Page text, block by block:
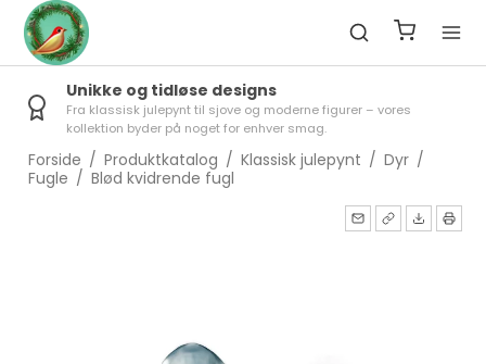
Unikke og tidløse designs
Fra klassisk julepynt til sjove og moderne figurer – vores
kollektion byder på noget for enhver smag.
Forside / Produktkatalog / Klassisk julepynt / Dyr /
Fugle / Blød kvidrende fugl